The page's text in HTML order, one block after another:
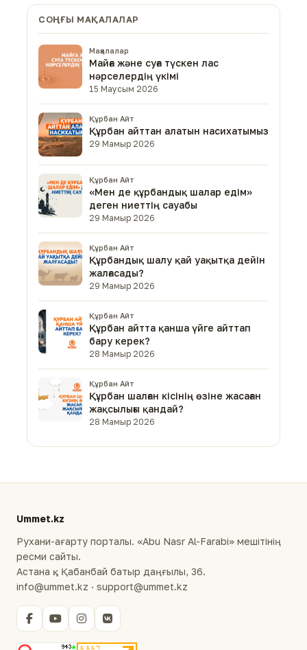
СОҢҒЫ МАҚАЛАЛАР
Мақалалар
Майға және суға түскен лас
нәрселердің үкімі
15 Маусым 2026
Құрбан Айт
Құрбан айттан алатын насихатымыз
29 Мамыр 2026
Құрбан Айт
«Мен де құрбандық шалар едім»
деген ниеттің сауабы
29 Мамыр 2026
Құрбан Айт
Құрбандық шалу қай уақытқа дейін
жалғасады?
29 Мамыр 2026
Құрбан Айт
Құрбан айтта қанша үйге айттап
бару керек?
28 Мамыр 2026
Құрбан Айт
Құрбан шалған кісінің өзіне жасаған
жақсылығы қандай?
28 Мамыр 2026
Ummet.kz
Рухани-ағарту порталы. «Abu Nasr Al-Farabi» мешітінің
ресми сайты.
Астана қ., Қабанбай батыр даңғылы, 36.
info@ummet.kz · support@ummet.kz